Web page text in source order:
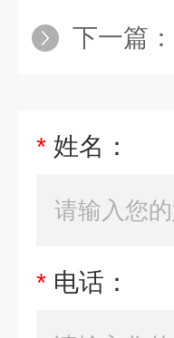
下一篇：
* 姓名：
* 电话：